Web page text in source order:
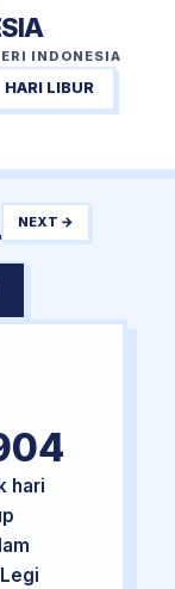
INDONESIA
HARI LIBUR
NEXT →
hari